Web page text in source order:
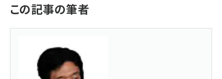
この記事の筆者